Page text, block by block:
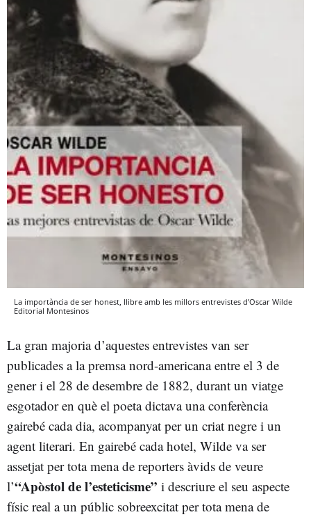
La importància de ser honest, llibre amb les millors entrevistes d’Oscar Wilde
Editorial Montesinos
La gran majoria d’aquestes entrevistes van ser
publicades a la premsa nord-americana entre el 3 de
gener i el 28 de desembre de 1882, durant un viatge
esgotador en què el poeta dictava una conferència
gairebé cada dia, acompanyat per un criat negre i un
agent literari. En gairebé cada hotel, Wilde va ser
assetjat per tota mena de reporters àvids de veure
l’“Apòstol de l’esteticisme” i descriure el seu aspecte
físic real a un públic sobreexcitat per tota mena de